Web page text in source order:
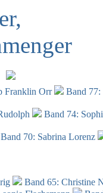
Franklin Orr
Band
Band 74:
Band 70: Sabrina Lorenz
Band 65: Christine